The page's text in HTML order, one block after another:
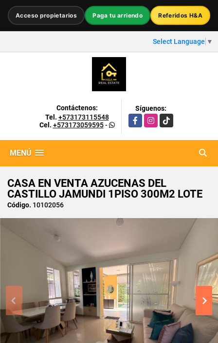
Acceso propietarios Paga tu arriendo Referidos H&A
Select Language ▼
Contáctenos:
Tel. +573173115548
Cel. +573173059595-
Síguenos:
FacebookInstagram
TikTok
MENÚ
CASA EN VENTA AZUCENAS DEL
CASTILLO JAMUNDI 1PISO 300M2 LOTE
Código. 10102056